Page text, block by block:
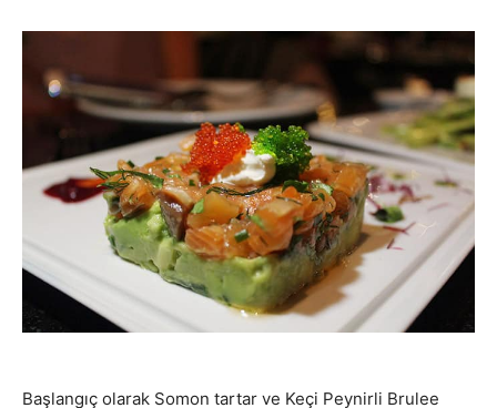
Başlangıç olarak Somon tartar ve Keçi Peynirli Brulee